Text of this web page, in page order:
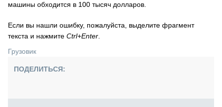
машины обходится в 100 тысяч долларов.
Если вы нашли ошибку, пожалуйста, выделите фрагмент
текста и нажмите Ctrl+Enter
Грузовик
ПОДЕЛИТЬСЯ: